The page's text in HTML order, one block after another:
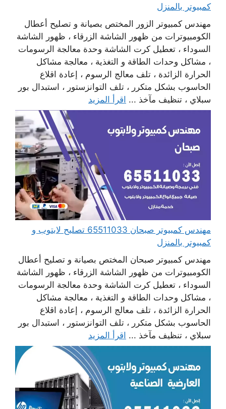
كمبيوتر بالمنزل
مهندس كمبيوتر الزور المختص بصيانة و تصليح أعطال
الكومبيوترات من ظهور الشاشة الزرقاء ، ظهور الشاشة
السوداء ، تعطيل كرت الشاشة وحدة معالجة الرسومات
، مشاكل وحدات الطاقة و التغذية ، معالجة مشاكل
الحرارة الزائدة ، تلف معالج الرسوم ، إعادة اقلاع
الحاسوب بشكل متكرر ، تلف التوانزستور ، استبدال بور
سبلاي ، تنظيف مآخذ ... اقرأ المزيد
مهندس كمبيوتر صبحان 65511033 تصليح لابتوب و
كمبيوتر بالمنزل
مهندس كمبيوتر صبحان المختص بصيانة و تصليح أعطال
الكومبيوترات من ظهور الشاشة الزرقاء ، ظهور الشاشة
السوداء ، تعطيل كرت الشاشة وحدة معالجة الرسومات
، مشاكل وحدات الطاقة و التغذية ، معالجة مشاكل
الحرارة الزائدة ، تلف معالج الرسوم ، إعادة اقلاع
الحاسوب بشكل متكرر ، تلف التوانزستور ، استبدال بور
سبلاي ، تنظيف مآخذ ... اقرأ المزيد